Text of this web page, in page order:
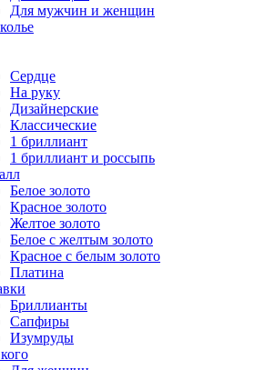
Для мужчин и женщин
Сердце
На руку
Дизайнерские
Классические
1 бриллиант
1 бриллиант и россыпь
Белое золото
Красное золото
Желтое золото
Белое с желтым золото
Красное с белым золото
Платина
Бриллианты
Сапфиры
Изумруды